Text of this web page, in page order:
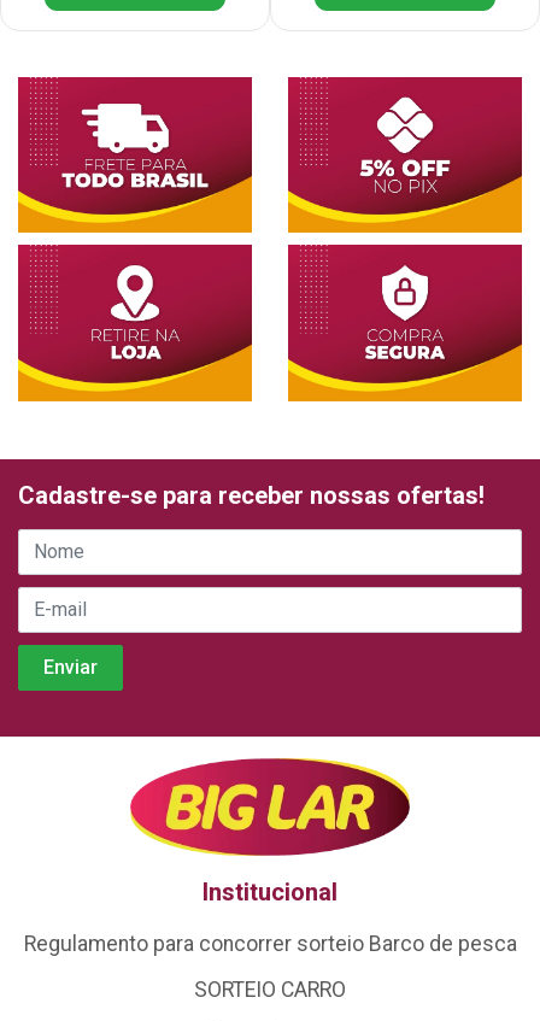
Cadastre-se para receber nossas ofertas!
Institucional
Regulamento para concorrer sorteio Barco de pesca
SORTEIO CARRO